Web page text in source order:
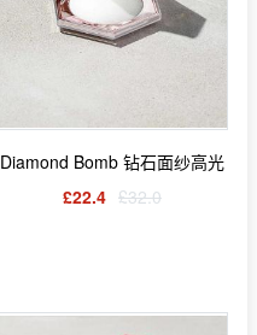
Diamond Bomb 钻石面纱高光
£22.4 £32.0